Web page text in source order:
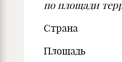
по площади
Страна
Площадь